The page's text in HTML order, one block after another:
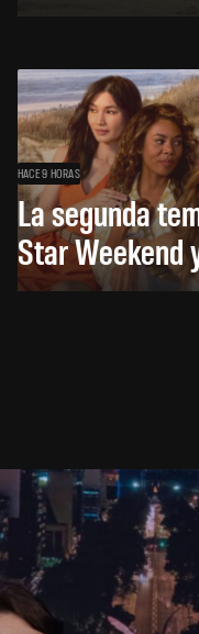
HACE 9 HORAS
La segunda
Star Weekend